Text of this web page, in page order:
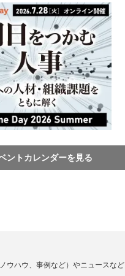
ントカレンダーを見る
ウハウ、事例など）やニュースなど